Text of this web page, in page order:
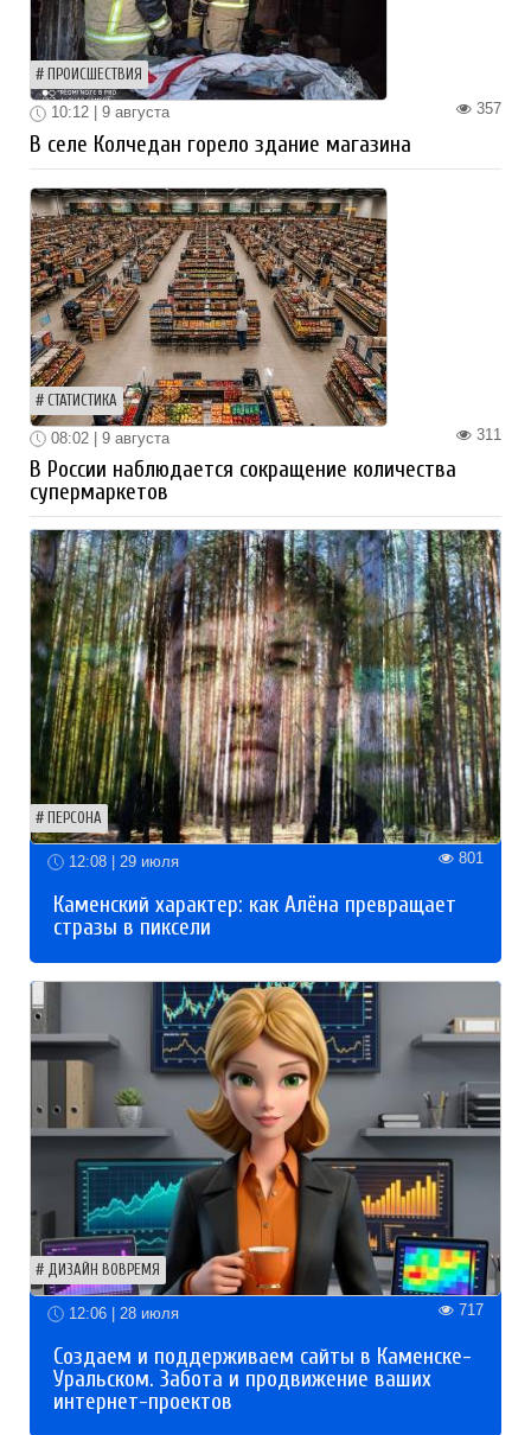
ПРОИСШЕСТВИЯ
357
10:12 | 9 августа
В селе Колчедан горело здание магазина
СТАТИСТИКА
311
08:02 | 9 августа
В России наблюдается сокращение количества
супермаркетов
ПЕРСОНА
12:08 | 29 июля 801
Каменский характер: как Алёна превращает
стразы в пиксели
ДИЗАЙН ВОВРЕМЯ
12:06 | 28 июля 717
Создаем и поддерживаем сайты в Каменске-
Уральском. Забота и продвижение ваших
интернет-проектов